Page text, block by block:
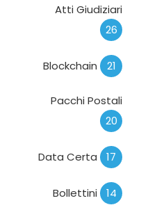
Atti Giudiziari
26
Blockchain 21
Pacchi Postali
20
Data Certa 17
Bollettini 14